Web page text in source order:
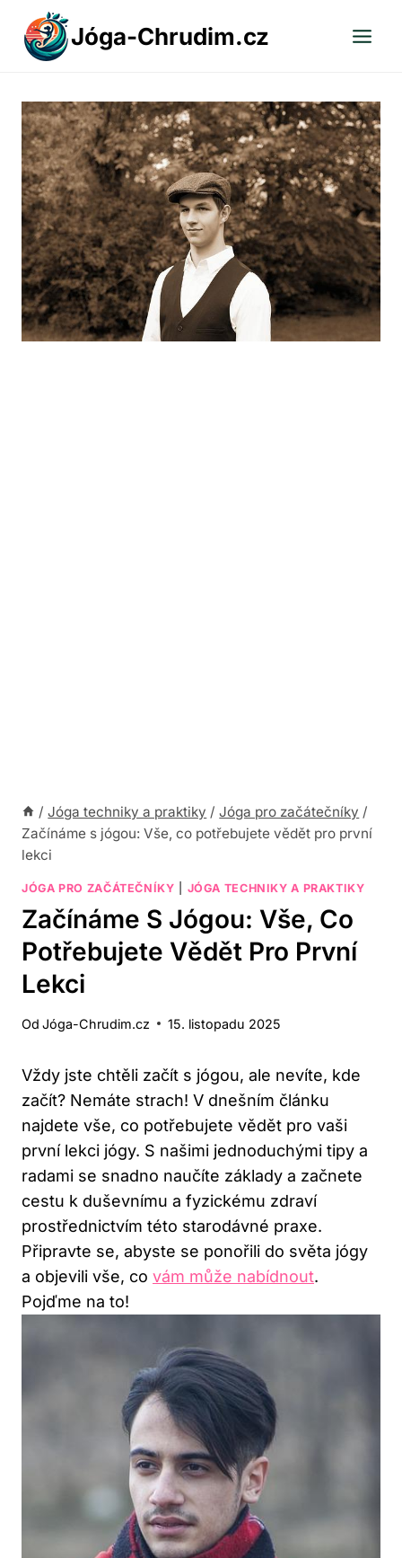
Přeskočit
obsah
Jóga-Chrudim.cz
/ Jóga techniky a praktiky / Jóga pro začátečníky /
Začínáme s jógou: Vše, co potřebujete vědět pro první
lekci
JÓGA PRO ZAČÁTEČNÍKY JÓGA TECHNIKY A PRAKTIKY
Začínáme S Jógou: Vše, Co
Potřebujete Vědět Pro První
Lekci
Od Jóga-Chrudim.cz 15. listopadu 2025
Vždy jste chtěli začít s jógou, ale nevíte, kde
začít? Nemáte strach! V dnešním článku
najdete vše, co potřebujete vědět pro vaši
první lekci jógy. S našimi jednoduchými tipy a
radami se snadno naučíte základy a začnete
cestu k duševnímu a fyzickému zdraví
prostřednictvím této starodávné praxe.
Připravte se, abyste se ponořili do světa jógy
a objevili vše, co vám může nabídnout.
Pojďme na to!